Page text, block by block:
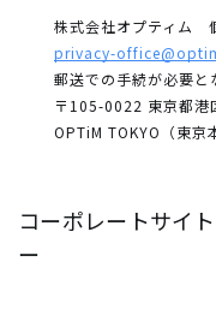
株式会社オプティム
privacy-
郵送での手続が必要と
〒105-0022 東京都港
OPTiM TOKYO（東
コーポレートサイ
ー